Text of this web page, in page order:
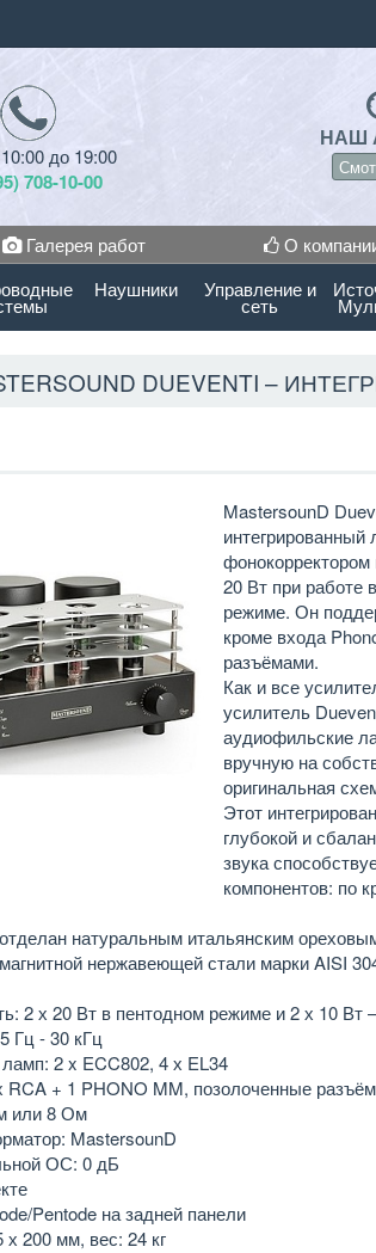
до 19:00
708-10-00
НАШ
Галерея работ О
Наушники Управление и
сеть
DUEVENTI –
MastersounD
20 Вт при работе
режиме. Он
кроме входа
разъёмами.
Как и все
усилитель
аудиофильские
вручную на
оригинальная
Этот
глубокой и
звука
компонентов: по
натуральным итальянским
нержавеющей стали марки AISI
2 х 20 Вт в пентодном режиме и 2 х 10 Вт
Гц - 30 кГц
2 x ECC802, 4 х EL34
+ 1 PHONO MM, позолоченные
или 8 Ом
MastersounD
ОС: 0 дБ
Pentode на задней панели
200 мм, вес: 24 кг